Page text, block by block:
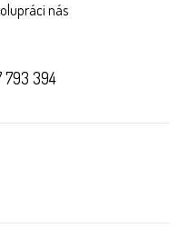
nás
793 394